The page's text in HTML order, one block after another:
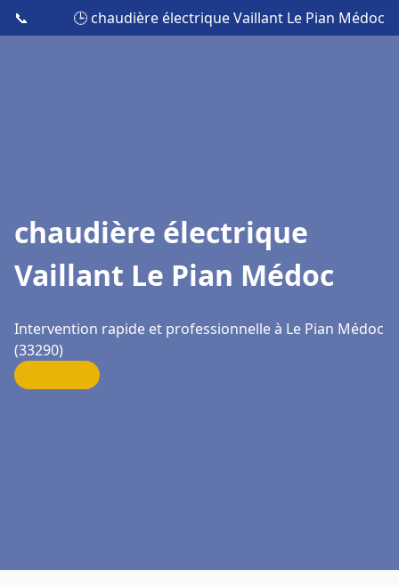
📞 🕒 chaudière électrique Vaillant Le Pian Médoc
chaudière électrique
Vaillant Le Pian Médoc
Intervention rapide et professionnelle à Le Pian Médoc
(33290)